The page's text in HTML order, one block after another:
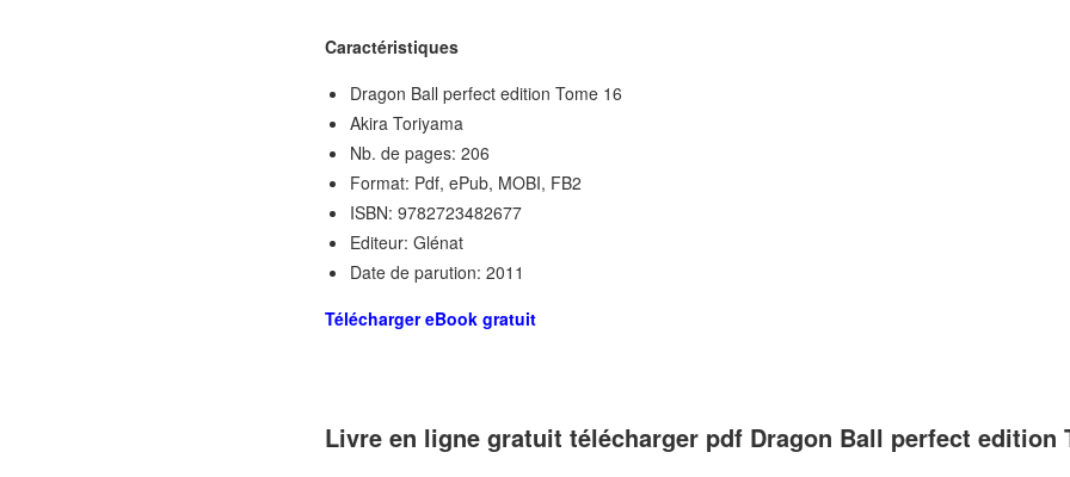
Caractéristiques
Dragon Ball perfect edition Tome 16
Akira Toriyama
Nb. de pages: 206
Format: Pdf, ePub, MOBI, FB2
ISBN: 9782723482677
Editeur: Glénat
Date de parution: 2011
Télécharger eBook gratuit
Livre en ligne gratuit télécharger pdf Dragon Ball perfect edition